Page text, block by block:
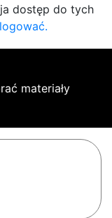
dostęp do tych
materiały